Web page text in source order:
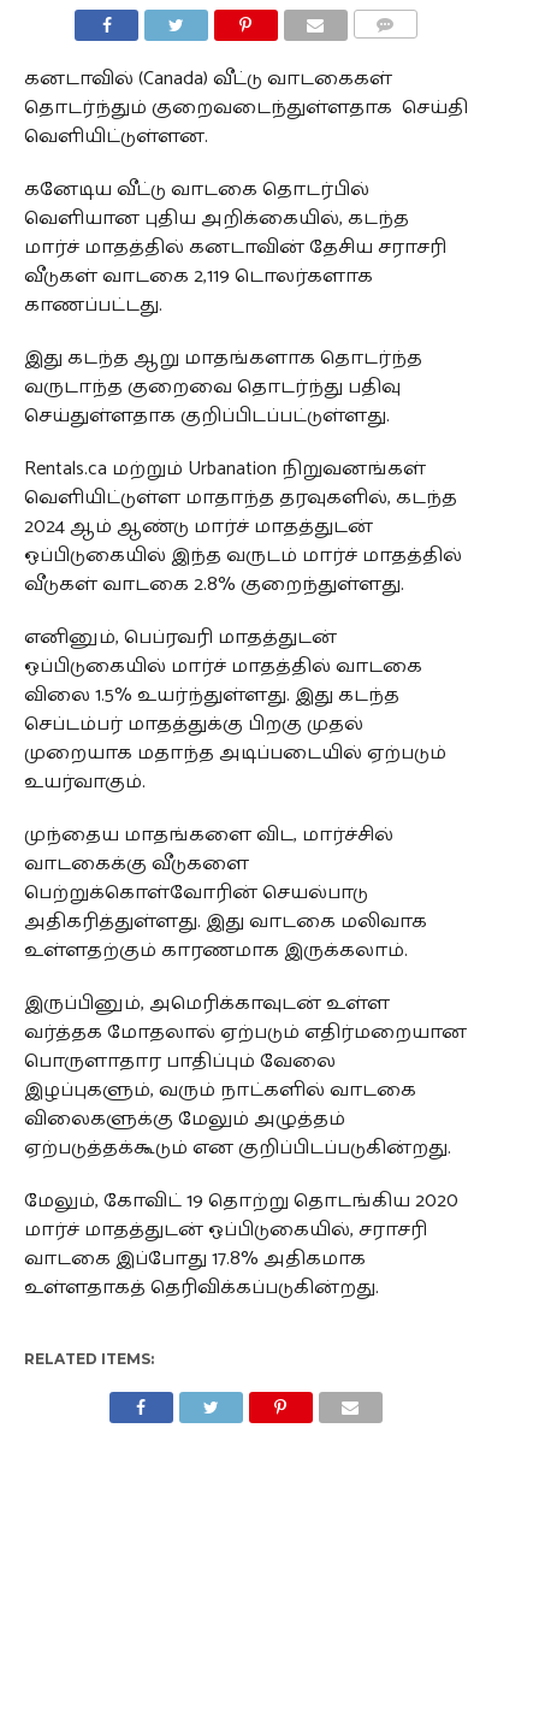
கனடாவில் (Canada) வீட்டு வாடகைகள்
தொடர்ந்தும் குறைவடைந்துள்ளதாக செய்தி
வெளியிட்டுள்ளன.
கனேடிய வீட்டு வாடகை தொடர்பில்
வெளியான புதிய அறிக்கையில், கடந்த
மார்ச் மாதத்தில் கனடாவின் தேசிய சராசரி
வீடுகள் வாடகை 2,119 டொலர்களாக
காணப்பட்டது.
இது கடந்த ஆறு மாதங்களாக தொடர்ந்த
வருடாந்த குறைவை தொடர்ந்து பதிவு
செய்துள்ளதாக குறிப்பிடப்பட்டுள்ளது.
Rentals.ca மற்றும் Urbanation நிறுவனங்கள்
வெளியிட்டுள்ள மாதாந்த தரவுகளில், கடந்த
2024 ஆம் ஆண்டு மார்ச் மாதத்துடன்
ஒப்பிடுகையில் இந்த வருடம் மார்ச் மாதத்தில்
வீடுகள் வாடகை 2.8% குறைந்துள்ளது.
எனினும், பெப்ரவரி மாதத்துடன்
ஒப்பிடுகையில் மார்ச் மாதத்தில் வாடகை
விலை 1.5% உயர்ந்துள்ளது. இது கடந்த
செப்டம்பர் மாதத்துக்கு பிறகு முதல்
முறையாக மதாந்த அடிப்படையில் ஏற்படும்
உயர்வாகும்.
முந்தைய மாதங்களை விட, மார்ச்சில்
வாடகைக்கு வீடுகளை
பெற்றுக்கொள்வோரின் செயல்பாடு
அதிகரித்துள்ளது. இது வாடகை மலிவாக
உள்ளதற்கும் காரணமாக இருக்கலாம்.
இருப்பினும், அமெரிக்காவுடன் உள்ள
வர்த்தக மோதலால் ஏற்படும் எதிர்மறையான
பொருளாதார பாதிப்பும் வேலை
இழப்புகளும், வரும் நாட்களில் வாடகை
விலைகளுக்கு மேலும் அழுத்தம்
ஏற்படுத்தக்கூடும் என குறிப்பிடப்படுகின்றது.
மேலும், கோவிட் 19 தொற்று தொடங்கிய 2020
மார்ச் மாதத்துடன் ஒப்பிடுகையில், சராசரி
வாடகை இப்போது 17.8% அதிகமாக
உள்ளதாகத் தெரிவிக்கப்படுகின்றது.
RELATED ITEMS: